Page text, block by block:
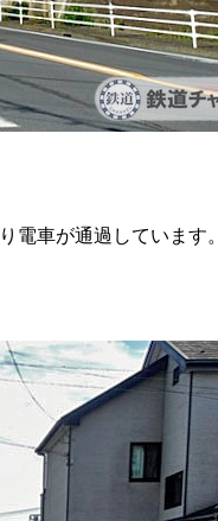
電車が通過しています。